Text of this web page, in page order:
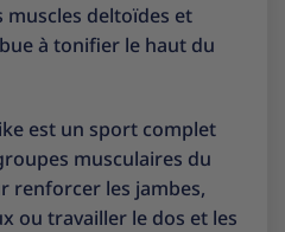
muscles deltoïdes et
à tonifier le haut du
est un sport complet
musculaires du
renforcer les jambes,
ou travailler le dos et les